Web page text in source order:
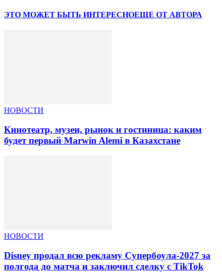
ЭТО МОЖЕТ БЫТЬ ИНТЕРЕСНОЕЩЕ ОТ АВТОРА
НОВОСТИ
Кинотеатр, музеи, рынок и гостиница: каким
будет первый Marwin Alemi в Казахстане
НОВОСТИ
Disney продал всю рекламу Супербоула-2027 за
полгода до матча и заключил сделку с TikTok